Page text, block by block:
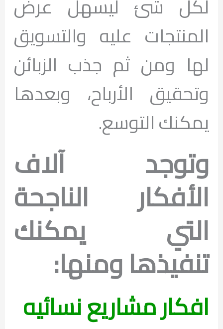
المنتجات عليه والتسويق
لها ومن ثم جذب الزبائن
وتحقيق الأرباح، وبعدها
يمكنك التوسع.
وتوجد آلاف
الأفكار الناجحة
التي يمكنك
تنفيذها ومنها:
افكار مشاريع نسائيه